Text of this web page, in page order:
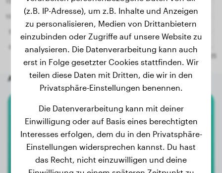
Andere zufällige Hunde
Australian Shepherd
Kira
(z.B. IP-Adresse), um z.B. Inhalte und Anzeigen
zu personalisieren, Medien von Drittanbietern
einzubinden oder Zugriffe auf unsere Website zu
analysieren. Die Datenverarbeitung kann auch
erst in Folge gesetzter Cookies stattfinden. Wir
teilen diese Daten mit Dritten, die wir in den
Privatsphäre-Einstellungen benennen.
Die Datenverarbeitung kann mit deiner
Einwilligung oder auf Basis eines berechtigten
Interesses erfolgen, dem du in den Privatsphäre-
Einstellungen widersprechen kannst. Du hast
das Recht, nicht einzuwilligen und deine